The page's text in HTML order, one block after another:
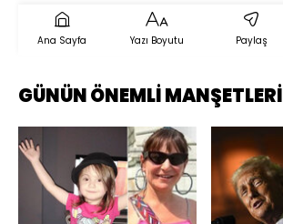
Ana Sayfa Yazı Boyutu Paylaş
GÜNÜN ÖNEMLİ MANŞETLERİ